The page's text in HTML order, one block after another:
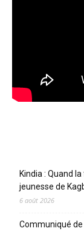
Kindia : Quand
jeunesse de
6 août 2026
Communiqué